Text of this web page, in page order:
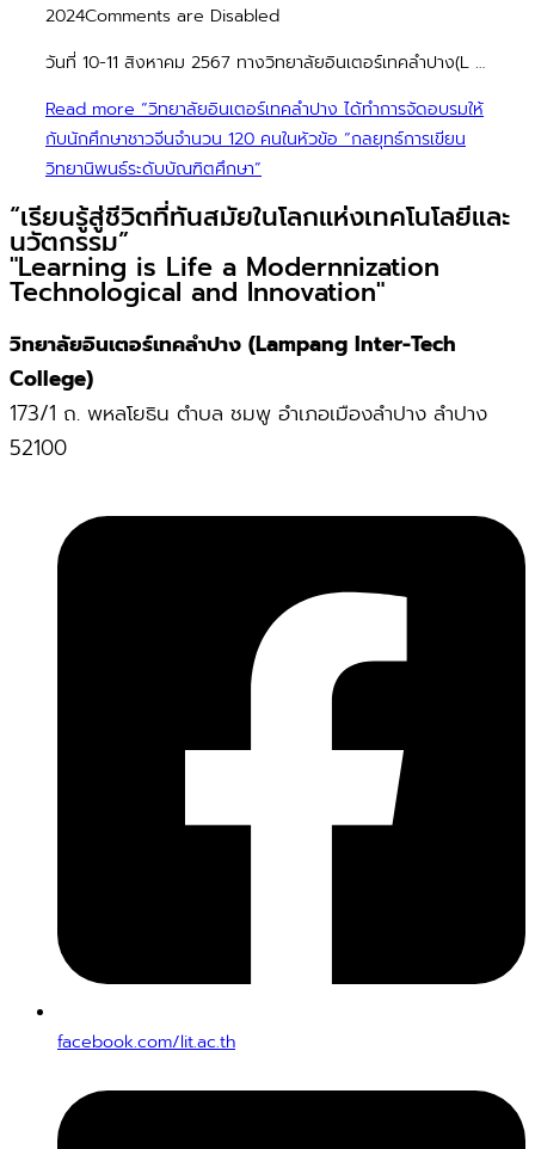
2024Comments are Disabled
วันที่ 10-11 สิงหาคม 2567 ทางวิทยาลัยอินเตอร์เทคลำปาง(L …
Read more “วิทยาลัยอินเตอร์เทคลำปาง ได้ทำการจัดอบรมให้
กับนักศึกษาชาวจีนจำนวน 120 คนในหัวข้อ “กลยุทธ์การเขียน
วิทยานิพนธ์ระดับบัณฑิตศึกษา”
“เรียนรู้สู่ชีวิตที่ทันสมัยในโลกแห่งเทคโนโลยีและ
นวัตกรรม”
"Learning is Life a Modernnization
Technological and Innovation"
วิทยาลัยอินเตอร์เทคลำปาง (Lampang Inter-Tech
College)
173/1 ถ. พหลโยธิน ตำบล ชมพู อำเภอเมืองลำปาง ลำปาง
52100
facebook.com/lit.ac.th